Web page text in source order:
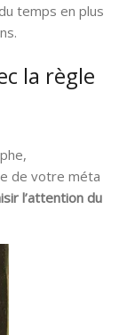
temps en plus
la règle
de votre méta
l’attention du